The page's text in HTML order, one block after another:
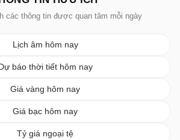
các thông tin được quan tâm mỗi ngày
Lịch âm hôm nay
báo thời tiết hôm nay
Giá vàng hôm nay
Giá bạc hôm nay
Tỷ giá ngoại tệ